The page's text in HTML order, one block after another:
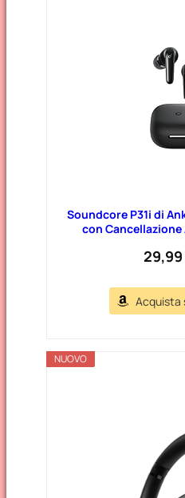
Soundcore P31i di
con
29,99
Acquista
NUOVO